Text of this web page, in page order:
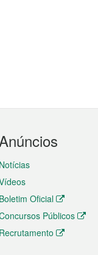
Notícias
Boletim Oficial
Públicos
Recrutamento